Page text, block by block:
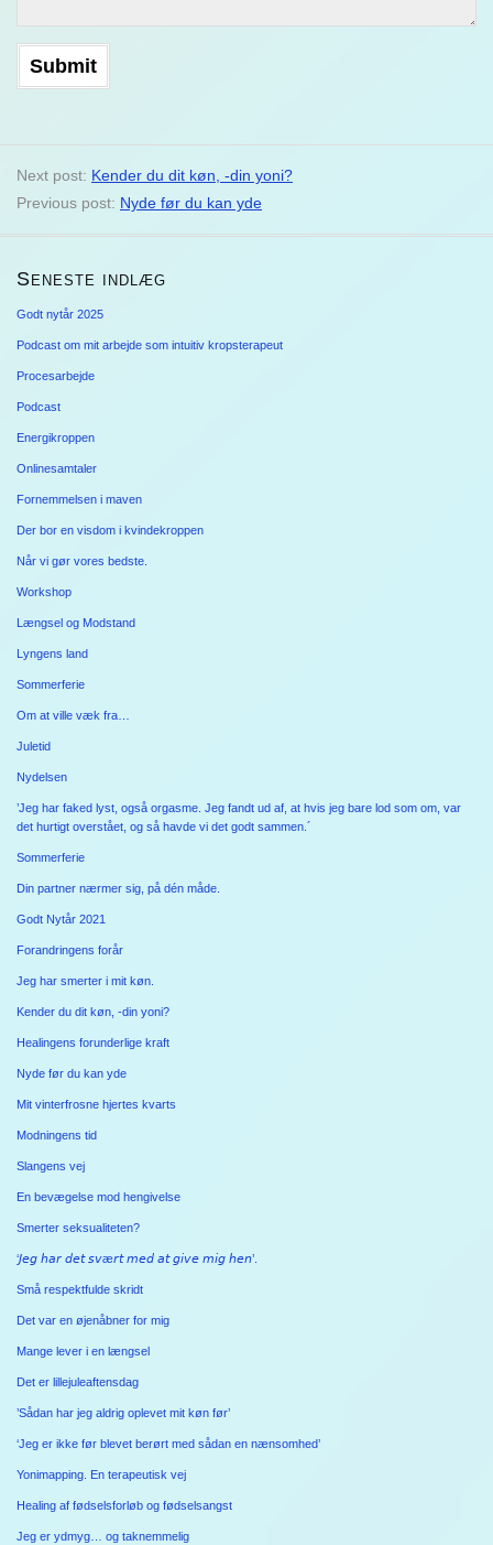
Next post: Kender du dit køn, -din yoni?
Previous post: Nyde før du kan yde
Seneste indlæg
Godt nytår 2025
Podcast om mit arbejde som intuitiv kropsterapeut
Procesarbejde
Podcast
Energikroppen
Onlinesamtaler
Fornemmelsen i maven
Der bor en visdom i kvindekroppen
Når vi gør vores bedste.
Workshop
Længsel og Modstand
Lyngens land
Sommerferie
Om at ville væk fra…
Juletid
Nydelsen
’Jeg har faked lyst, også orgasme. Jeg fandt ud af, at hvis jeg bare lod som om, var
det hurtigt overstået, og så havde vi det godt sammen.´
Sommerferie
Din partner nærmer sig, på dén måde.
Godt Nytår 2021
Forandringens forår
Jeg har smerter i mit køn.
Kender du dit køn, -din yoni?
Healingens forunderlige kraft
Nyde før du kan yde
Mit vinterfrosne hjertes kvarts
Modningens tid
Slangens vej
En bevægelse mod hengivelse
Smerter seksualiteten?
‘𝘑𝘦𝘨 𝘩𝘢𝘳 𝘥𝘦𝘵 𝘴𝘷æ𝘳𝘵 𝘮𝘦𝘥 𝘢𝘵 𝘨𝘪𝘷𝘦 𝘮𝘪𝘨 𝘩𝘦𝘯’.
Små respektfulde skridt
Det var en øjenåbner for mig
Mange lever i en længsel
Det er lillejuleaftensdag
’Sådan har jeg aldrig oplevet mit køn før’
‘Jeg er ikke før blevet berørt med sådan en nænsomhed’
Yonimapping. En terapeutisk vej
Healing af fødselsforløb og fødselsangst
Jeg er ydmyg… og taknemmelig